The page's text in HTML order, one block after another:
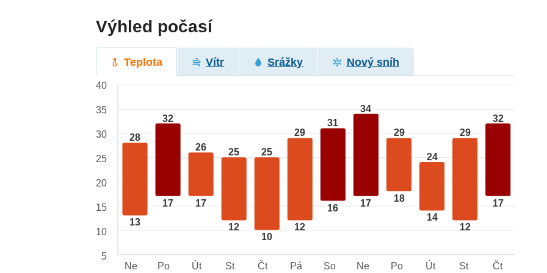
Výhled počasí
Teplota Vítr Srážky Nový sníh
28
13
32
17
26
17
25
12
25
10
29
12
31
16
34
17
29
18
24
14
29
12
32
17
40
35
30
25
20
15
10
5
Ne
Po Út St Čt Pá So Ne Po Út St Čt